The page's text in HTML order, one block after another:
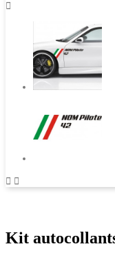

 
Kit